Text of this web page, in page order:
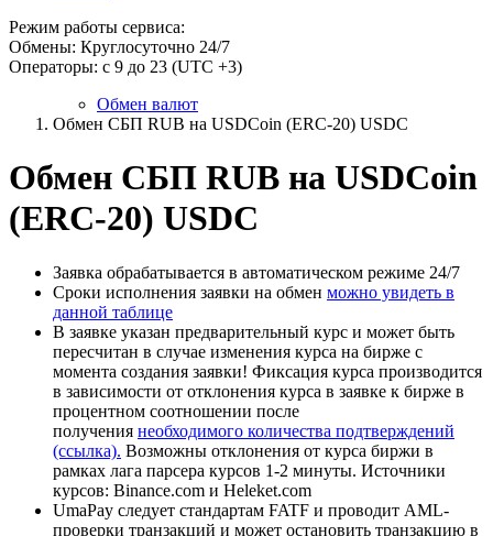
Режим работы сервиса:
Обмены: Круглосуточно 24/7
Операторы: с 9 до 23 (UTC +3)
Обмен валют
Обмен СБП RUB на USDCoin (ERC-20) USDC
Обмен СБП RUB на USDCoin
(ERC-20) USDC
Заявка обрабатывается в автоматическом режиме 24/7
Сроки исполнения заявки на обмен можно увидеть в
данной таблице
В заявке указан предварительный курс и может быть
пересчитан в случае изменения курса на бирже с
момента создания заявки! Фиксация курса производится
в зависимости от отклонения курса в заявке к бирже в
процентном соотношении после
получения необходимого количества подтверждений
(ссылка). Возможны отклонения от курса биржи в
рамках лага парсера курсов 1-2 минуты. Источники
курсов: Binance.com и Heleket.com
UmaPay следует стандартам FATF и проводит AML-
проверки транзакций и может остановить транзакцию в